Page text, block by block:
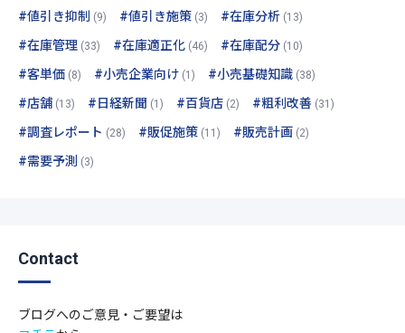
#値引き抑制 (9) #値引き施策 (3) #在庫分析 (13)
#在庫管理 (33) #在庫適正化 (46) #在庫配分 (10)
#客単価 (8) #小売企業向け (1) #小売基礎知識 (38)
#店舗 (13) #日経新聞 (1) #百貨店 (2) #粗利改善 (31)
#調査レポート (28) #販促施策 (11) #販売計画 (2)
#需要予測 (3)
Contact
ブログへのご意見・ご要望は